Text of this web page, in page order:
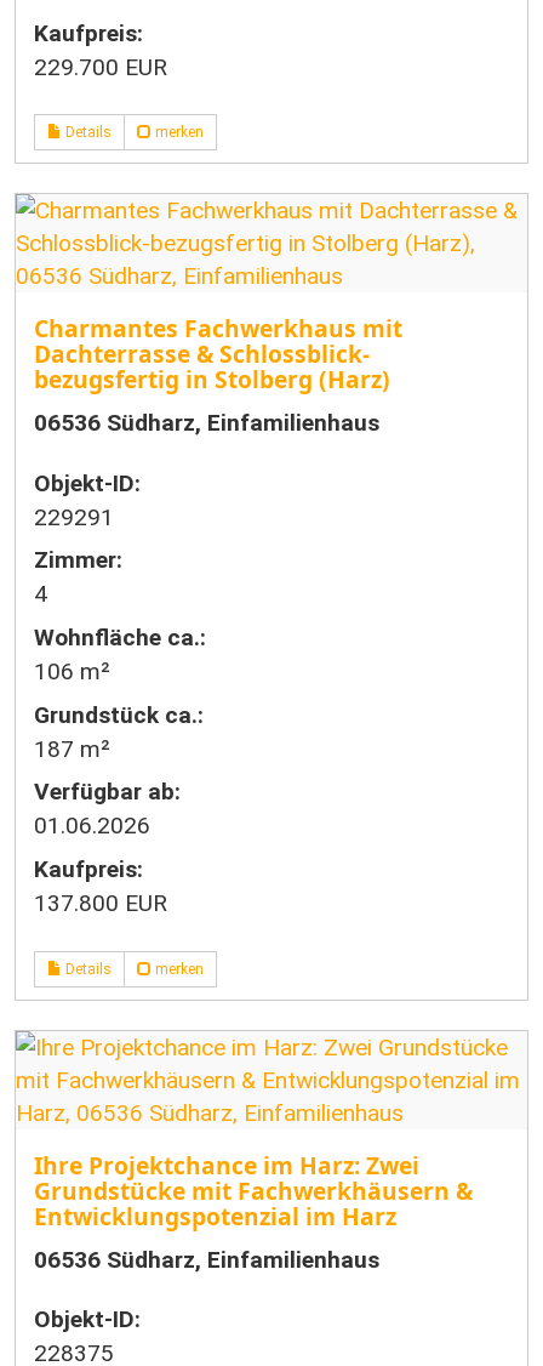
Kaufpreis:
229.700 EUR
Details merken
Charmantes Fachwerkhaus mit
Dachterrasse & Schlossblick-
bezugsfertig in Stolberg (Harz)
06536 Südharz, Einfamilienhaus
Objekt-ID:
229291
Zimmer:
4
Wohnfläche ca.:
106 m²
Grund­stück ca.:
187 m²
Verfügbar ab:
01.06.2026
Kaufpreis:
137.800 EUR
Details merken
Ihre Projektchance im Harz: Zwei
Grundstücke mit Fachwerkhäusern &
Entwicklungspotenzial im Harz
06536 Südharz, Einfamilienhaus
Objekt-ID:
228375